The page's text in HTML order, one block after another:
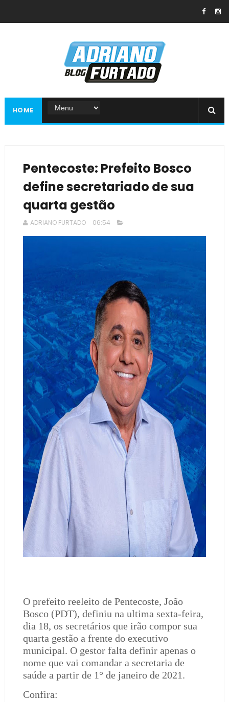
HOME
Pentecoste: Prefeito Bosco
define secretariado de sua
quarta gestão
ADRIANO FURTADO 06:54
O prefeito reeleito de Pentecoste, João
Bosco (PDT), definiu na ultima sexta-feira,
dia 18, os secretários que irão compor sua
quarta gestão a frente do executivo
municipal. O gestor falta definir apenas o
nome que vai comandar a secretaria de
saúde a partir de 1° de janeiro de 2021.
Confira: